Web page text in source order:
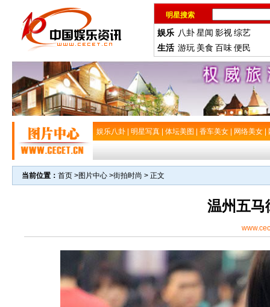
明星搜索
娱乐 八卦星闻 影视综艺
生活 游玩 美食 百味便民
娱乐八卦 明星写真 体坛美图 香车美女 网络美女
当前位置： 首页 >图片中心 >街拍时尚 > 正文
温州五马